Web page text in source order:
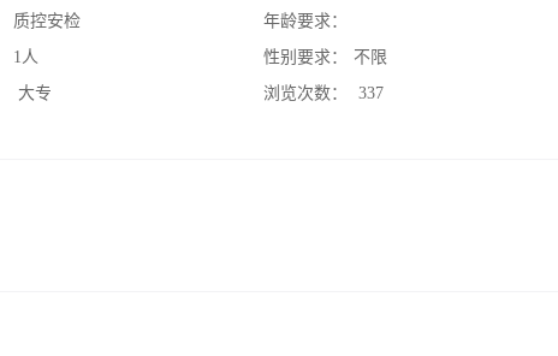
质控安检
1人
大专
年龄要求：
性别要求：
不限
浏览次数：
337